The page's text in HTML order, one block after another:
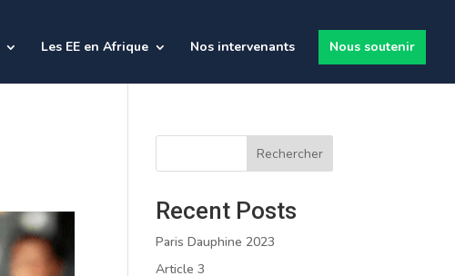
Les EE en Afrique Nos intervenants Nous soutenir
Rechercher
Recent Posts
Paris Dauphine 2023
Article 3